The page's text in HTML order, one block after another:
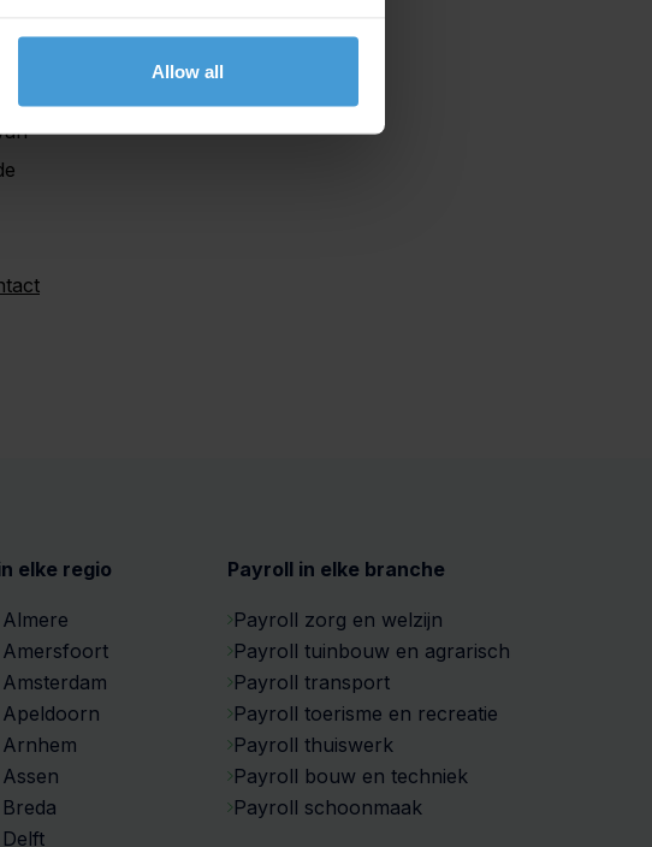
Allow all
elke regio Payroll in elke branche
Payroll zorg en welzijn
Payroll tuinbouw en agrarisch
Payroll transport
Payroll toerisme en recreatie
Payroll thuiswerk
Payroll bouw en techniek
Payroll schoonmaak